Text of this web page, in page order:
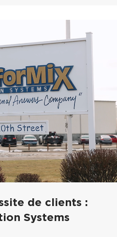
de clients :
Systems